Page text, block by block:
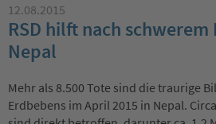
12.08.2015
RSD hilft nach
Nepal
Mehr als 8.500 Tote sind die traurige
Erdbebens im April 2015 in Nepal.